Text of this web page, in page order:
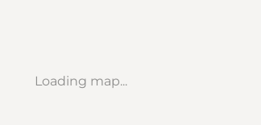
Loading map...